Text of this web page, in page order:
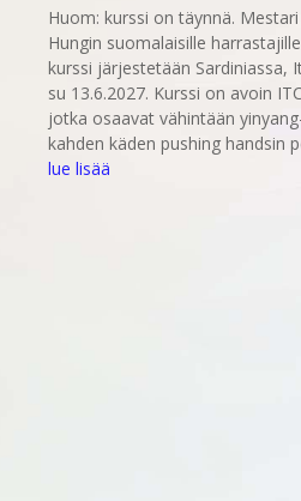
Huom: kurssi on täynnä. Mestari
Hungin suomalaisille
kurssi järjestetään Sardiniassa,
su 13.6.2027. Kurssi on avoin
jotka osaavat vähintään
kahden käden pushing handsin
lue lisää